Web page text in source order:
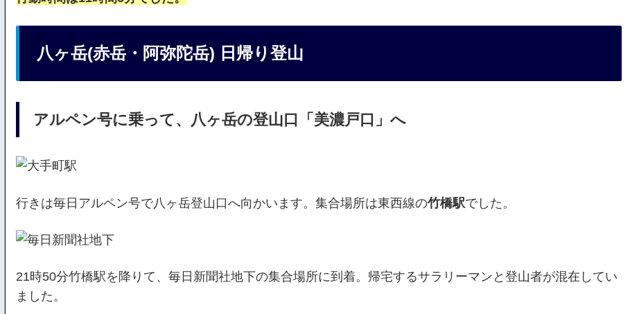
八ヶ岳(赤岳・阿弥陀岳) 日帰り登山
アルペン号に乗って、八ヶ岳の登山口「美濃戸口」へ
行きは毎日アルペン号で八ヶ岳登山口へ向かいます。集合場所は東西線の竹橋駅でした。
21時50分竹橋駅を降りて、毎日新聞社地下の集合場所に到着。帰宅するサラリーマンと登山者が混在してい
ました。